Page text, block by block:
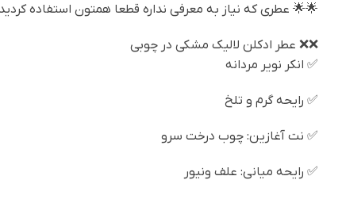
🌟🌟 عطری که نیاز به معرفی نداره قطعا همتون استفاده
❌❌ عطر ادکلن لالیک مشکی در چوبی
✅ انکر نویر مردانه
✅ رایحه گرم و تلخ
✅ نت آغازین: چوب درخت سرو
✅ رایحه میانی: علف ونیور